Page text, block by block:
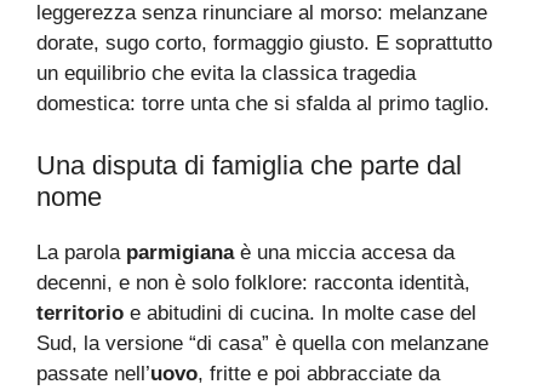
leggerezza senza rinunciare al morso: melanzane
dorate, sugo corto, formaggio giusto. E soprattutto
un equilibrio che evita la classica tragedia
domestica: torre unta che si sfalda al primo taglio.
Una disputa di famiglia che parte dal
nome
La parola parmigianaè una miccia accesa da
decenni, e non è solo folklore: racconta identità,
territorio e abitudini di cucina. In molte case del
Sud, la versione “di casa” è quella con melanzane
passate nell’uovo, fritte e poi abbracciate da